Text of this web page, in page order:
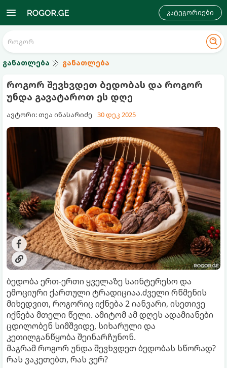
კატეგორიები
განათლება განათლება
როგორ შევხვდეთ ბედობას და როგორ
უნდა გავატაროთ ეს დღე
ავტორი: თეა ინასარიძე 30 დეკ 2025
ბედობა ერთ-ერთი ყველაზე საინტერესო და
ემოციური ქართული ტრადიციაა.ძველი რწმენის
მიხედვით, როგორიც იქნება 2 იანვარი, ისეთივე
იქნება მთელი წელი. ამიტომ ამ დღეს ადამიანები
ცდილობენ სიმშვიდე, სიხარული და
კეთილგანწყობა შეინარჩუნონ.
მაგრამ როგორ უნდა შევხვდეთ ბედობას სწორად?
რას ვაკეთებთ, რას ვერ?